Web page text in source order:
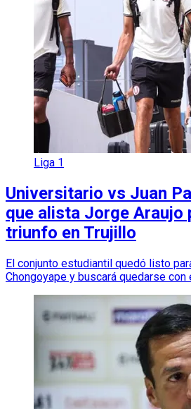
Liga 1
Universitario vs Juan
que alista Jorge Araujo
triunfo en Trujillo
El conjunto estudiantil quedó listo
Chongoyape y buscará quedarse con